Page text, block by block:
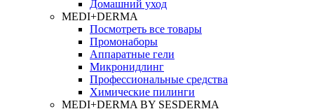
Домашний уход
MEDI+DERMA
Посмотреть все товары
Промонаборы
Аппаратные гели
Микронидлинг
Профессиональные средства
Химические пилинги
MEDI+DERMA BY SESDERMA